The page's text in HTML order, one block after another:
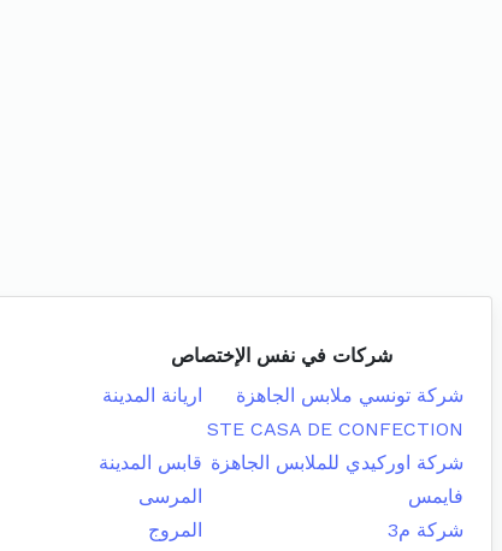
شركات في نفس الإختصاص
شركة تونسي ملابس الجاهزة
اريانة المدينة
STE CASA DE CONFECTION
شركة اوركيدي للملابس الجاهزة قابس المدينة
فايمس
المرسى
شركة م3
المروج